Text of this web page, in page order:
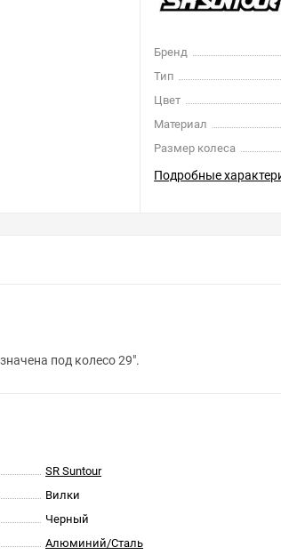
Бренд
Тип
Цвет
Материал
Размер колеса
Подробные
под колесо 29".
SR Suntour
Вилки
Черный
Алюминий/Cталь